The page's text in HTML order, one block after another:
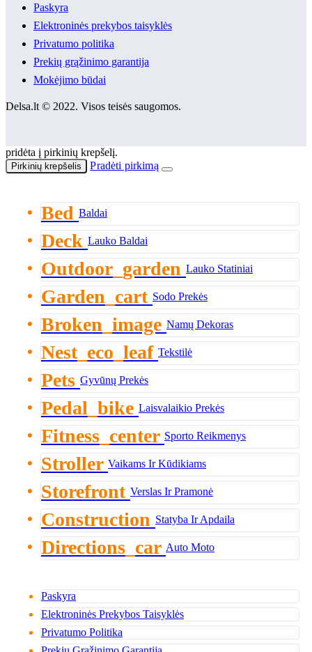
Paskyra
Elektroninės prekybos taisyklės
Privatumo politika
Prekių grąžinimo garantija
Mokėjimo būdai
Delsa.lt © 2022. Visos teisės saugomos.
pridėta į pirkinių krepšelį.
Pirkinių krepšelis Pradėti pirkimą
Bed Baldai
Deck Lauko Baldai
Outdoor_garden Lauko Statiniai
Garden_cart Sodo Prekės
Broken_image Namų Dekoras
Nest_eco_leaf Tekstilė
Pets Gyvūnų Prekės
Pedal_bike Laisvalaikio Prekės
Fitness_center Sporto Reikmenys
Stroller Vaikams Ir Kūdikiams
Storefront Verslas Ir Pramonė
Construction Statyba Ir Apdaila
Directions_car Auto Moto
Paskyra
Elektroninės Prekybos Taisyklės
Privatumo Politika